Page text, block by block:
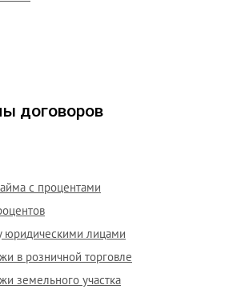
договоров
с процентами
юридическими лицами
в розничной торговле
земельного участка